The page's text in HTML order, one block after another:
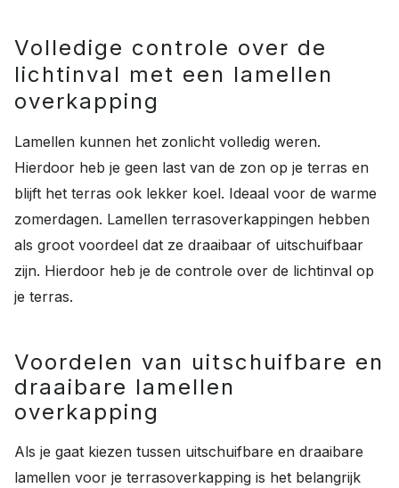
Volledige controle over de
lichtinval met een lamellen
overkapping
Lamellen kunnen het zonlicht volledig weren.
Hierdoor heb je geen last van de zon op je terras en
blijft het terras ook lekker koel. Ideaal voor de warme
zomerdagen. Lamellen terrasoverkappingen hebben
als groot voordeel dat ze draaibaar of uitschuifbaar
zijn. Hierdoor heb je de controle over de lichtinval op
je terras.
Voordelen van uitschuifbare en
draaibare lamellen
overkapping
Als je gaat kiezen tussen uitschuifbare en draaibare
lamellen voor je terrasoverkapping is het belangrijk